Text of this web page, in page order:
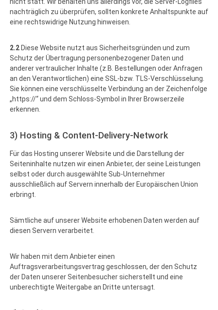
nachträglich zu überprüfen, sollten konkrete Anhaltspunkte auf
eine rechtswidrige Nutzung hinweisen.
2.2 Diese Website nutzt aus Sicherheitsgründen und zum
Schutz der Übertragung personenbezogener Daten und
anderer vertraulicher Inhalte (z.B. Bestellungen oder Anfragen
an den Verantwortlichen) eine SSL-bzw. TLS-Verschlüsselung.
Sie können eine verschlüsselte Verbindung an der Zeichenfolge
„https://“ und dem Schloss-Symbol in Ihrer Browserzeile
erkennen.
3) Hosting & Content-Delivery-Network
Für das Hosting unserer Website und die Darstellung der
Seiteninhalte nutzen wir einen Anbieter, der seine Leistungen
selbst oder durch ausgewählte Sub-Unternehmer
ausschließlich auf Servern innerhalb der Europäischen Union
erbringt.
Sämtliche auf unserer Website erhobenen Daten werden auf
diesen Servern verarbeitet.
Wir haben mit dem Anbieter einen
Auftragsverarbeitungsvertrag geschlossen, der den Schutz
der Daten unserer Seitenbesucher sicherstellt und eine
unberechtigte Weitergabe an Dritte untersagt.